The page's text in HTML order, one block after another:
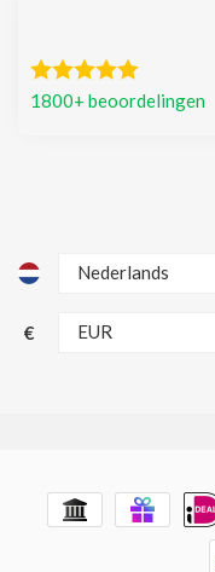
1800+ beoordelingen
€